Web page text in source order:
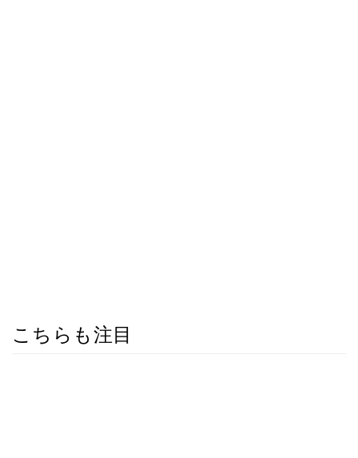
こちらも注目